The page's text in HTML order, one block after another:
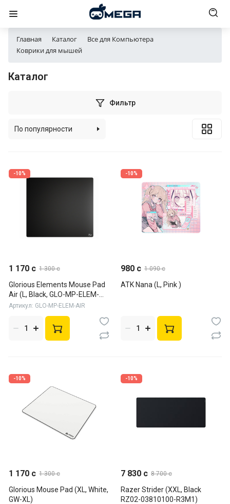
Главная Каталог
Все для Компьютера
Коврики для мышей
Каталог
Фильтр
По популярности
По цене (возрастанию)
-10%
1 170 c 1 300 c
Glorious Elements Mouse Pad
Air (L, Black, GLO-MP-ELEM-
AIR)
Артикул: GLO-MP-ELEM-AIR
-10%
980 c 1 090 c
ATK Nana (L, Pink )
-10%
1 170 c 1 300 c
Glorious Mouse Pad (XL, White,
GW-XL)
-10%
7 830 c 8 700 c
Razer Strider (XXL, Black
RZ02-03810100-R3M1)